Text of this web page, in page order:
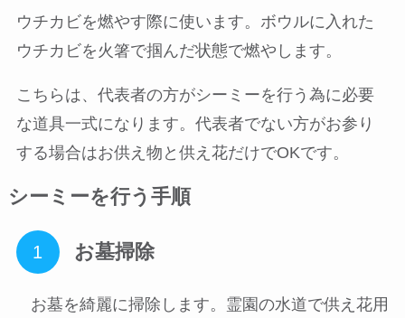
ウチカビを燃やす際に使います。ボウルに入れた
ウチカビを火箸で掴んだ状態で燃やします。
こちらは、 代表者の方がシーミーを行う為に必要
な道具一式になります。代表者でない方がお参り
する場合はお供え物と供え花だけでOKです。
シーミーを行う手順
お墓掃除
お墓を綺麗に掃除します。霊園の水道で供え花用